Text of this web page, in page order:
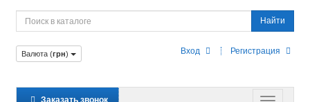
Найти
Вход Регистрация
Валюта (грн)
Заказать звонок